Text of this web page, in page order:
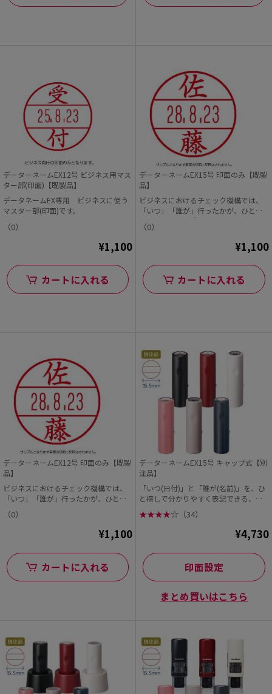
データーネームEX12号 ビジネス用マス
ター部(印面)【既製品】
データネームEX専用 ビジネスに使う
マスター部(印面)です。
（0）
¥1,100
カートに入れる
データーネームEX15号 印面のみ【既製
品】
ビジネスにおけるチェック機構では、
「いつ」「誰が」行ったかが、ひと目
でわかることが重要で...
（0）
¥1,100
カートに入れる
データーネームEX12号 印面のみ【既製
品】
ビジネスにおけるチェック機構では、
「いつ」「誰が」行ったかが、ひと目
でわかることが重要で...
（0）
¥1,100
カートに入れる
データーネームEX15号 キャップ式【別
注品】
「いつ(日付)」と「誰が(名前)」を、ひ
と捺しで分かりやすく表記できる、シ
ヤチハタの「デ...
★★★★☆ （34）
¥4,730
印面設定
まとめ買いはこちら